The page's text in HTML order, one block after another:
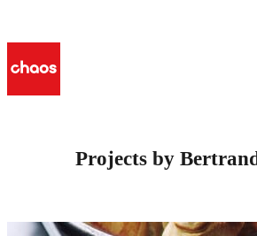
Projects by